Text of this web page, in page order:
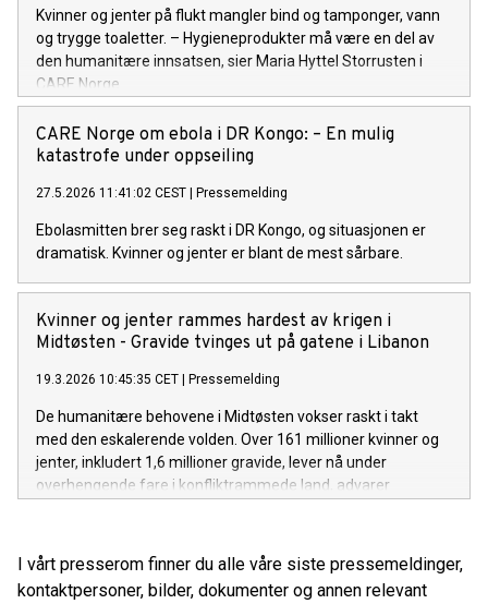
Kvinner og jenter på flukt mangler bind og tamponger, vann
og trygge toaletter. – Hygieneprodukter må være en del av
den humanitære innsatsen, sier Maria Hyttel Storrusten i
CARE Norge.
CARE Norge om ebola i DR Kongo: – En mulig
katastrofe under oppseiling
27.5.2026 11:41:02 CEST | Pressemelding
Ebolasmitten brer seg raskt i DR Kongo, og situasjonen er
dramatisk. Kvinner og jenter er blant de mest sårbare.
Kvinner og jenter rammes hardest av krigen i
Midtøsten - Gravide tvinges ut på gatene i Libanon
19.3.2026 10:45:35 CET | Pressemelding
De humanitære behovene i Midtøsten vokser raskt i takt
med den eskalerende volden. Over 161 millioner kvinner og
jenter, inkludert 1,6 millioner gravide, lever nå under
overhengende fare i konfliktrammede land, advarer
I vårt presserom finner du alle våre siste pressemeldinger,
kontaktpersoner, bilder, dokumenter og annen relevant